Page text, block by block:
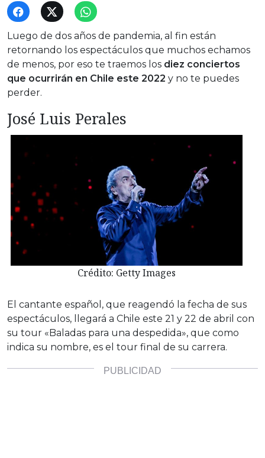
Luego de dos años de pandemia, al fin están
retornando los espectáculos que muchos echamos
de menos, por eso te traemos los diez conciertos
que ocurrirán en Chile este 2022 y no te puedes
perder.
José Luis Perales
Crédito: Getty Images
El cantante español, que reagendó la fecha de sus
espectáculos, llegará a Chile este 21 y 22 de abril con
su tour «Baladas para una despedida», que como
indica su nombre, es el tour final de su carrera.